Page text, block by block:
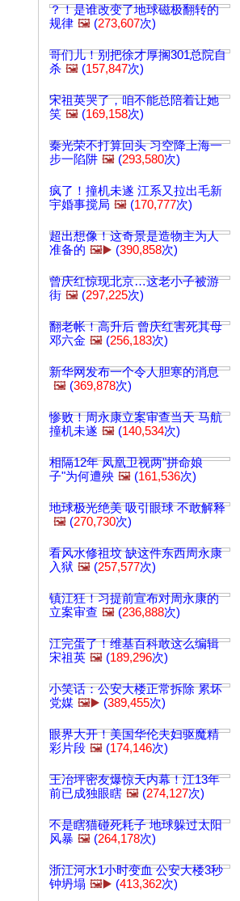
？！是谁改变了地球磁极翻转的
规律 🖼️ (273,607次)
哥们儿！别把徐才厚搁301总院自
杀 🖼️ (157,847次)
宋祖英哭了，咱不能总陪着让她
笑 🖼️ (169,158次)
秦光荣不打算回头 习空降上海一
步一陷阱 🖼️ (293,580次)
疯了！撞机未遂 江系又拉出毛新
宇婚事搅局 🖼️ (170,777次)
超出想像！这奇景是造物主为人
准备的 🖼️▶️ (390,858次)
曾庆红惊现北京…这老小子被游
街 🖼️ (297,225次)
翻老帐！高升后 曾庆红害死其母
邓六金 🖼️ (256,183次)
新华网发布一个令人胆寒的消息
🖼️ (369,878次)
惨败！周永康立案审查当天 马航
撞机未遂 🖼️ (140,534次)
相隔12年 凤凰卫视两"拼命娘
子"为何遭殃 🖼️ (161,536次)
地球极光绝美 吸引眼球 不敢解释
🖼️ (270,730次)
看风水修祖坟 缺这件东西周永康
入狱 🖼️ (257,577次)
镇江狂！习提前宣布对周永康的
立案审查 🖼️ (236,888次)
江完蛋了！维基百科敢这么编辑
宋祖英 🖼️ (189,296次)
小笑话：公安大楼正常拆除 累坏
党媒 🖼️▶️ (389,455次)
眼界大开！美国华伦夫妇驱魔精
彩片段 🖼️ (174,146次)
王冶坪密友爆惊天内幕！江13年
前已成独眼瞎 🖼️ (274,127次)
不是瞎猫碰死耗子 地球躲过太阳
风暴 🖼️ (264,178次)
浙江河水1小时变血 公安大楼3秒
钟坍塌 🖼️▶️ (413,362次)